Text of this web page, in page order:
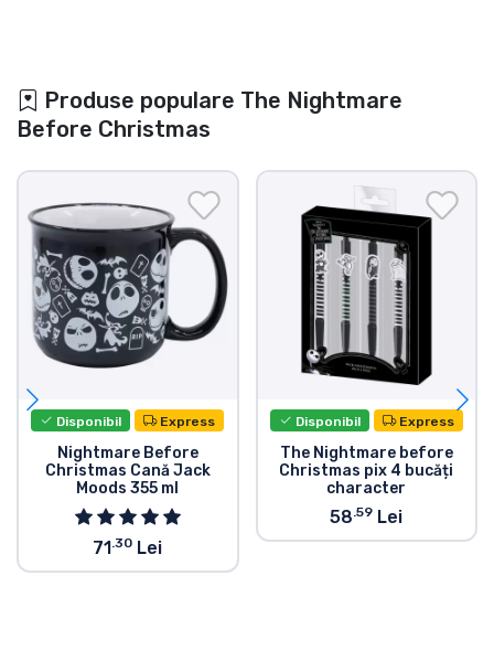
Produse populare The Nightmare
Before Christmas
Disponibil Express
Nightmare Before
Christmas Cană Jack
Moods 355 ml
71.30 Lei
Disponibil Express
The Nightmare before
Christmas pix 4 bucăți
character
58.59 Lei